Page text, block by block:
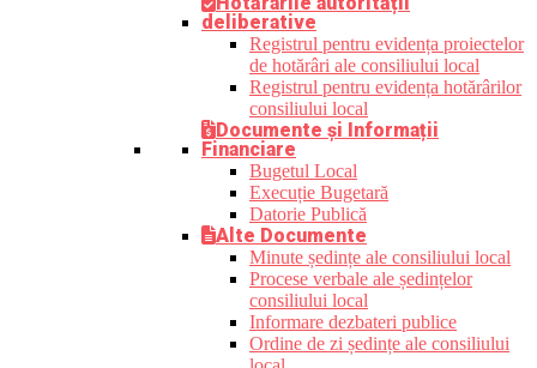
deliberative
Registrul pentru evidența proiectelor
de hotărâri ale consiliului local
Registrul pentru evidența hotărârilor
consiliului local
Documente și Informații
Financiare
Bugetul Local
Execuție Bugetară
Datorie Publică
Alte Documente
Minute ședințe ale consiliului local
Procese verbale ale ședințelor
consiliului local
Informare dezbateri publice
Ordine de zi ședințe ale consiliului